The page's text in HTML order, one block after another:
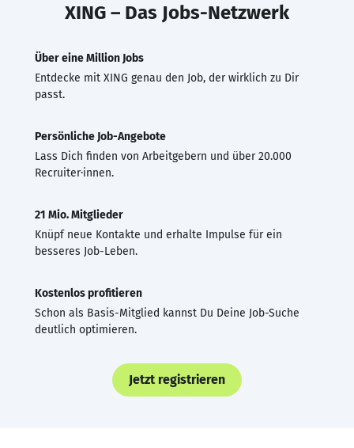
XING – Das Jobs-Netzwerk
Über eine Million Jobs
Entdecke mit XING genau den Job, der wirklich zu Dir
passt.
Persönliche Job-Angebote
Lass Dich finden von Arbeitgebern und über 20.000
Recruiter·innen.
21 Mio. Mitglieder
Knüpf neue Kontakte und erhalte Impulse für ein
besseres Job-Leben.
Kostenlos profitieren
Schon als Basis-Mitglied kannst Du Deine Job-Suche
deutlich optimieren.
Jetzt registrieren